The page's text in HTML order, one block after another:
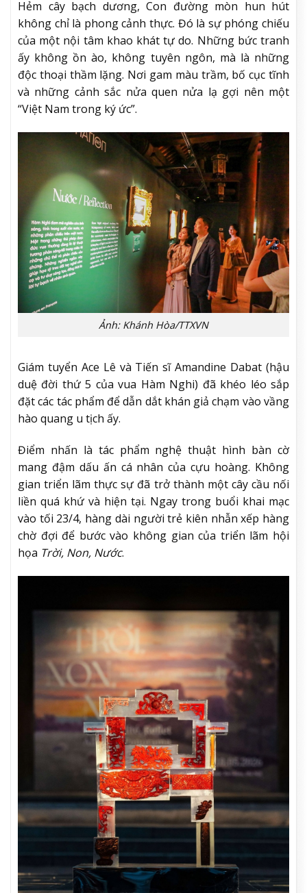
Hẻm cây bạch dương, Con đường mòn hun hút
không chỉ là phong cảnh thực. Đó là sự phóng chiếu
của một nội tâm khao khát tự do. Những bức tranh
ấy không ồn ào, không tuyên ngôn, mà là những
độc thoại thầm lặng. Nơi gam màu trầm, bố cục tĩnh
và những cảnh sắc nửa quen nửa lạ gợi nên một
“Việt Nam trong ký ức”.
Ảnh: Khánh Hòa/TTXVN
Giám tuyển Ace Lê và Tiến sĩ Amandine Dabat (hậu
duệ đời thứ 5 của vua Hàm Nghi) đã khéo léo sắp
đặt các tác phẩm để dẫn dắt khán giả chạm vào vầng
hào quang u tịch ấy.
Điểm nhấn là tác phẩm nghệ thuật hình bàn cờ
mang đậm dấu ấn cá nhân của cựu hoàng. Không
gian triển lãm thực sự đã trở thành một cây cầu nối
liền quá khứ và hiện tại. Ngay trong buổi khai mạc
vào tối 23/4, hàng dài người trẻ kiên nhẫn xếp hàng
chờ đợi để bước vào không gian của triển lãm hội
họa Trời, Non, Nước.